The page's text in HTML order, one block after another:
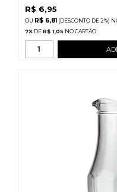
R$ 6,95
R$ 6,81 (DESCONTO DE 2%)
7X DE R$ 1,05